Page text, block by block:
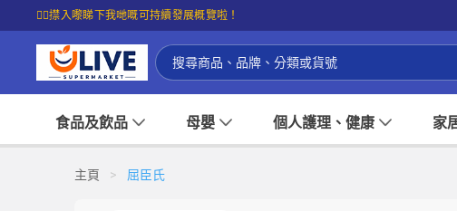
☝🏼㩒入嚟睇下我哋嘅可持續發展概覽啦！
食品及飲品 母嬰 個人護理、健康 家
主頁 > 屈臣氏